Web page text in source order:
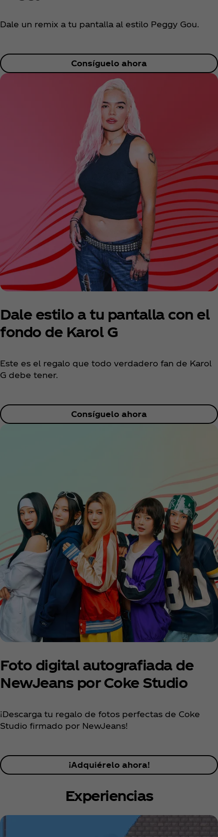
Dale un remix a tu pantalla al estilo Peggy Gou.
Consíguelo ahora
Dale estilo a tu pantalla con el
fondo de Karol G
Este es el regalo que todo verdadero fan de Karol
G debe tener.
Consíguelo ahora
Foto digital autografiada de
NewJeans por Coke Studio
¡Descarga tu regalo de fotos perfectas de Coke
Studio firmado por NewJeans!
¡Adquiérelo ahora!
Experiencias